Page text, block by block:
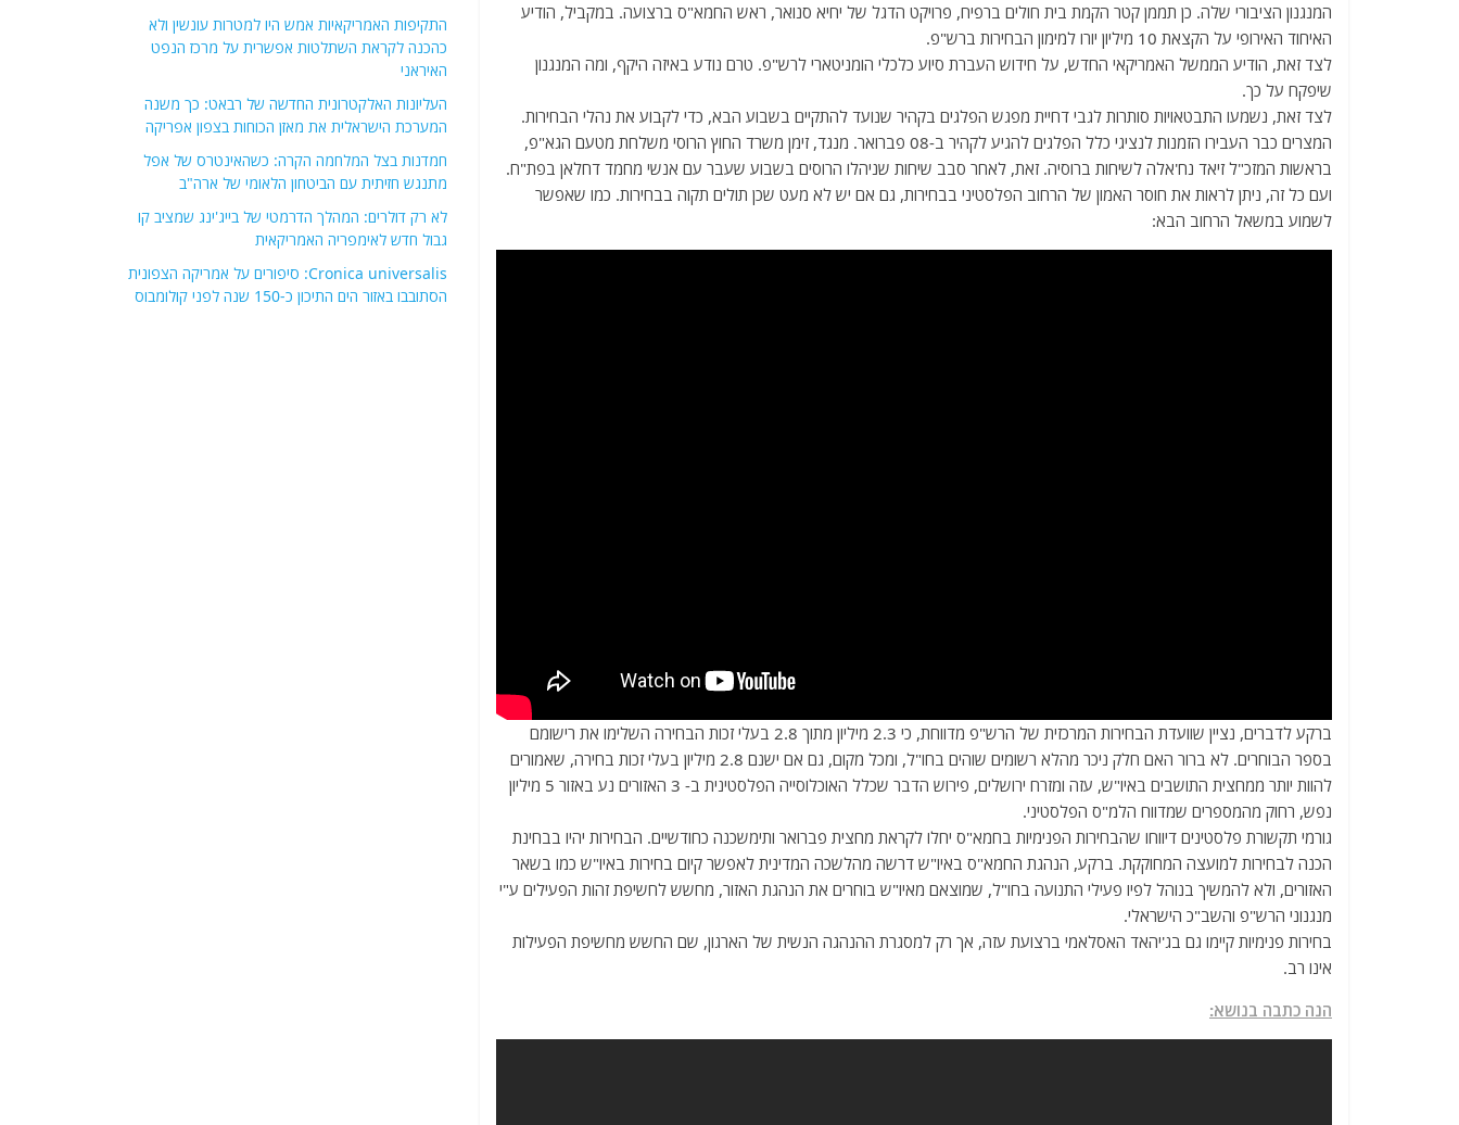
המנגנון הציבורי שלה. כן תממן קטר הקמת בית חולים ברפיח, פרויקט הדגל של יחיא סנואר, ראש החמא"ס ברצועה. במקביל, הודיע
האיחוד האירופי על הקצאת 10 מיליון יורו למימון הבחירות ברש"פ.
לצד זאת, הודיע הממשל האמריקאי החדש, על חידוש העברת סיוע כלכלי הומניטארי לרש"פ. טרם נודע באיזה היקף, ומה המנגנון
שיפקח על כך.
לצד זאת, נשמעו התבטאויות סותרות לגבי דחיית מפגש הפלגים בקהיר שנועד להתקיים בשבוע הבא, כדי לקבוע את נהלי הבחירות.
המצרים כבר העבירו הזמנות לנציגי כלל הפלגים להגיע לקהיר ב-08 פברואר. מנגד, זימן משרד החוץ הרוסי משלחת מטעם הגא"פ,
בראשות המזכ"ל זיאד נח'אלה לשיחות ברוסיה. זאת, לאחר סבב שיחות שניהלו הרוסים בשבוע שעבר עם אנשי מחמד דחלאן בפת"ח.
ועם כל זה, ניתן לראות את חוסר האמון של הרחוב הפלסטיני בבחירות, גם אם יש לא מעט שכן תולים תקוה בבחירות. כמו שאפשר
לשמוע במשאל הרחוב הבא:
ברקע לדברים, נציין שוועדת הבחירות המרכזית של הרש"פ מדווחת, כי 2.3 מיליון מתוך 2.8 בעלי זכות הבחירה השלימו את רישומם
בספר הבוחרים. לא ברור האם חלק ניכר מהלא רשומים שוהים בחו"ל, ומכל מקום, גם אם ישנם 2.8 מיליון בעלי זכות בחירה, שאמורים
להוות יותר ממחצית התושבים באיו"ש, עזה ומזרח ירושלים, פירוש הדבר שכלל האוכלוסייה הפלסטינית ב- 3 האזורים נע באזור 5 מיליון
נפש, רחוק מהמספרים שמדווח הלמ"ס הפלסטיני.
גורמי תקשורת פלסטינים דיווחו שהבחירות הפנימיות בחמא"ס יחלו לקראת מחצית פברואר ותימשכנה כחודשיים. הבחירות יהיו בבחינת
הכנה לבחירות למועצה המחוקקת. ברקע, הנהגת החמא"ס באיו"ש דרשה מהלשכה המדינית לאפשר קיום בחירות באיו"ש כמו בשאר
האזורים, ולא להמשיך בנוהל לפיו פעילי התנועה בחו"ל, שמוצאם מאיו"ש בוחרים את הנהגת האזור, מחשש לחשיפת זהות הפעילים ע"י
מנגנוני הרש"פ והשב"כ הישראלי.
בחירות פנימיות קיימו גם בג'יהאד האסלאמי ברצועת עזה, אך רק למסגרת ההנהגה הנשית של הארגון, שם החשש מחשיפת הפעילות
אינו רב.
הנה כתבה בנושא:
התקיפות האמריקאיות אמש היו למטרות עונשין ולא
כהכנה לקראת השתלטות אפשרית על מרכז הנפט
האיראני
העליונות האלקטרונית החדשה של רבאט: כך משנה
המערכת הישראלית את מאזן הכוחות בצפון אפריקה
חמדנות בצל המלחמה הקרה: כשהאינטרס של אפל
מתנגש חזיתית עם הביטחון הלאומי של ארה"ב
לא רק דולרים: המהלך הדרמטי של בייג'ינג שמציב קו
גבול חדש לאימפריה האמריקאית
Cronica universalis: סיפורים על אמריקה הצפונית
הסתובבו באזור הים התיכון כ-150 שנה לפני קולומבוס